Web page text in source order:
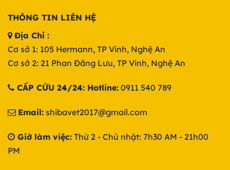
THÔNG TIN LIÊN HỆ
Địa Chỉ :
Cơ sở 1: 105 Hermann, TP Vinh, Nghệ An
Cơ sở 2: 21 Phan Đăng Lưu, TP Vinh, Nghệ An
CẤP CỨU 24/24: Hotline: 0911 540 789
Email: shibavet2017@gmail.com
Giờ làm việc: Thứ 2 - Chủ nhật: 7h30 AM - 21h00
PM